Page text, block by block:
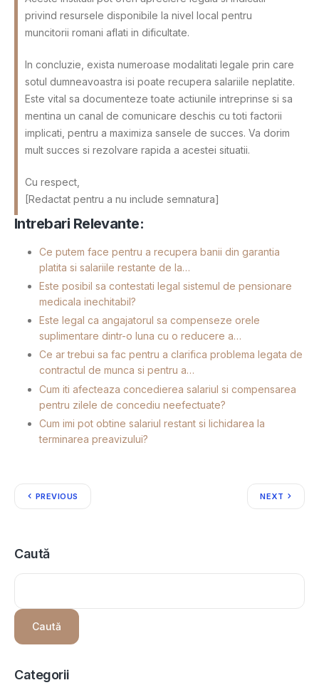
privind resursele disponibile la nivel local pentru
muncitorii romani aflati in dificultate.
In concluzie, exista numeroase modalitati legale prin care
sotul dumneavoastra isi poate recupera salariile neplatite.
Este vital sa documenteze toate actiunile intreprinse si sa
mentina un canal de comunicare deschis cu toti factorii
implicati, pentru a maximiza sansele de succes. Va dorim
mult succes si rezolvare rapida a acestei situatii.
Cu respect,
[Redactat pentru a nu include semnatura]
Intrebari Relevante:
Ce putem face pentru a recupera banii din garantia
platita si salariile restante de la…
Este posibil sa contestati legal sistemul de pensionare
medicala inechitabil?
Este legal ca angajatorul sa compenseze orele
suplimentare dintr-o luna cu o reducere a…
Ce ar trebui sa fac pentru a clarifica problema legata de
contractul de munca si pentru a…
Cum iti afecteaza concedierea salariul si compensarea
pentru zilele de concediu neefectuate?
Cum imi pot obtine salariul restant si lichidarea la
terminarea preavizului?
PREVIOUS NEXT
Caută
Caută
Categorii